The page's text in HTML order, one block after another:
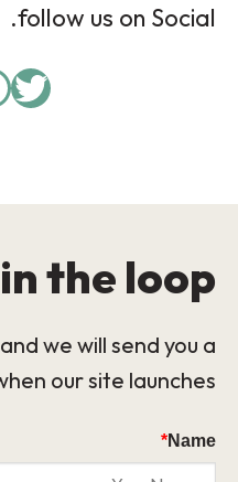
follow us on Social.
the loop!
we will send you a
our site launches.
Name
*